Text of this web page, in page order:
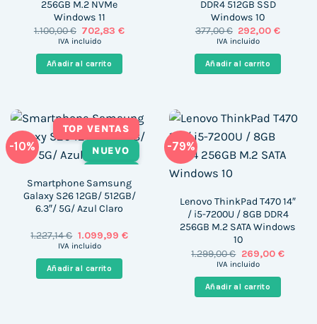
256GB M.2 NVMe
Windows 11
1.100,00€ El
precio
era:
1.100,00 €.
702,83€El
IVA incluido
Añadir al carrito
DDR4 512GB SSD
Windows 10
377,00€ El
precio
era:
377,00 €.
292,00€El
es:
292,00
IVA incluido
Añadir al carrito
-10%
TOP VENTAS
NUEVO
Smartphone Samsung
Galaxy S26 12GB/ 512GB/
6.3″/ 5G/ Azul Claro
1.227,14€ El
precio
era:
1.227,14 €.
1.099,99 €El
IVA incluido
Añadir al carrito
-79%
Lenovo ThinkPad T470 14″
/ i5-7200U / 8GB DDR4
256GB M.2 SATA Windows
10
1.299,00€ El
precio
era:
1.299,00 €.
269,00 €El
IVA incluido
Añadir al carrito